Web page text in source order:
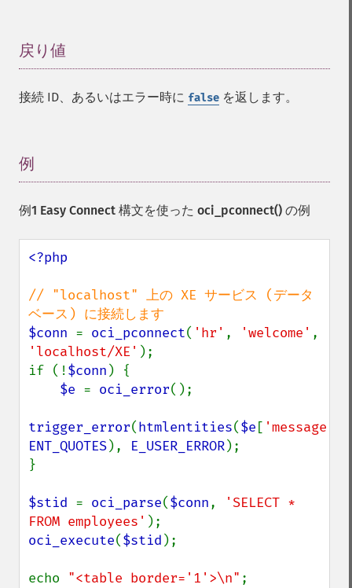
戻り値
接続 ID、あるいはエラー時に false を返します。
例
例1 Easy Connect 構文を使った oci_pconnect() の例
<?php
// "localhost" 上の XE サービス (データ
$conn = oci_pconnect( 'hr' , 'welcome'
'localhost/XE' );
if (!$conn ) {
$e = oci_error();
trigger_error(htmlentities($e [ 'message'
ENT_QUOTES), E_USER_ERROR);
}
$stid = oci_parse($conn,
'SELECT *
FROM employees'
oci_execute($stid );
echo "<table border='1'>\n" ;